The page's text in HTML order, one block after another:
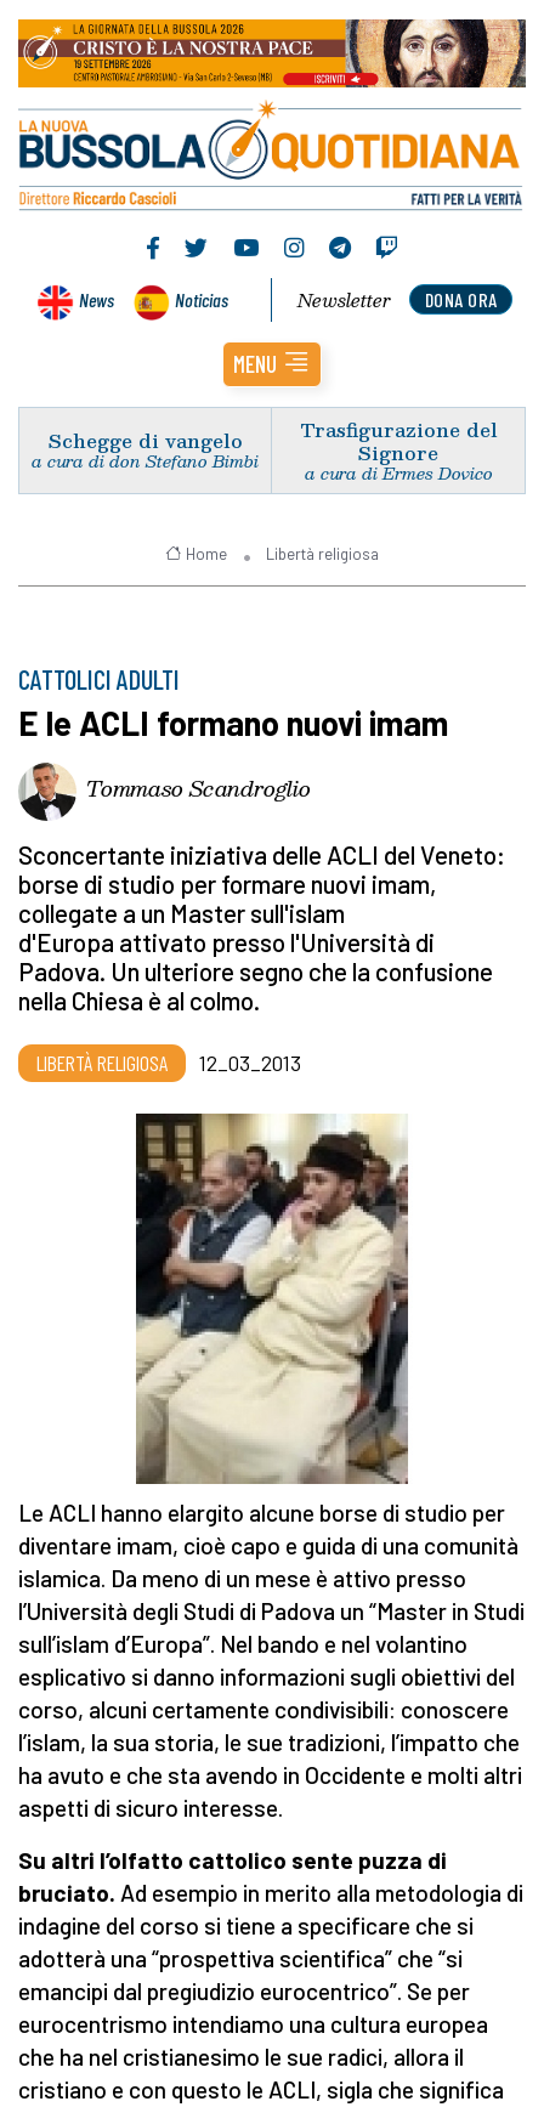
News Noticias DONA ORA
Newsletter
MENU
Schegge di vangelo
a cura di don Stefano Bimbi
Trasfigurazione del
Signore
a cura di Ermes Dovico
Home Libertà religiosa
CATTOLICI ADULTI
E le ACLI formano nuovi imam
Tommaso Scandroglio
Sconcertante iniziativa delle ACLI del Veneto:
borse di studio per formare nuovi imam,
collegate a un Master sull'islam
d'Europa attivato presso l'Università di
Padova. Un ulteriore segno che la confusione
nella Chiesa è al colmo.
LIBERTÀ RELIGIOSA 12_03_2013
Le ACLI hanno elargito alcune borse di studio per
diventare imam, cioè capo e guida di una comunità
islamica. Da meno di un mese è attivo presso
l’Università degli Studi di Padova un “Master in Studi
sull’islam d’Europa”. Nel bando e nel volantino
esplicativo si danno informazioni sugli obiettivi del
corso, alcuni certamente condivisibili: conoscere
l’islam, la sua storia, le sue tradizioni, l’impatto che
ha avuto e che sta avendo in Occidente e molti altri
aspetti di sicuro interesse.
Su altri l’olfatto cattolico sente puzza di
bruciato. Ad esempio in merito alla metodologia di
indagine del corso si tiene a specificare che si
adotterà una “prospettiva scientifica” che “si
emancipi dal pregiudizio eurocentrico”. Se per
eurocentrismo intendiamo una cultura europea
che ha nel cristianesimo le sue radici, allora il
cristiano e con questo le ACLI, sigla che significa